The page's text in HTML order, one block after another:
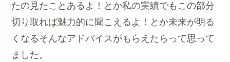
たの見たことあるよ！とか私の実績でもこの部分
切り取れば魅力的に聞こえるよ！とか未来が明る
くなるそんなアドバイスがもらえたらって思って
ました。